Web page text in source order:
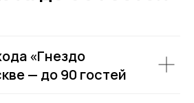
«Гнездо
— до 90 гостей
Контакты